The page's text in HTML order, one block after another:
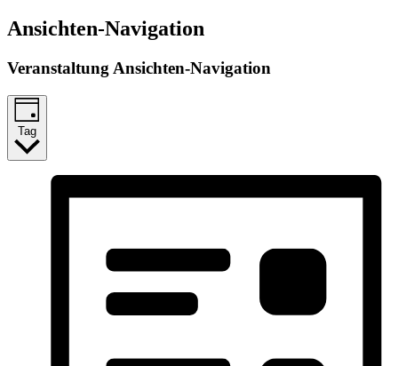
Ansichten-Navigation
Veranstaltung Ansichten-Navigation
Tag